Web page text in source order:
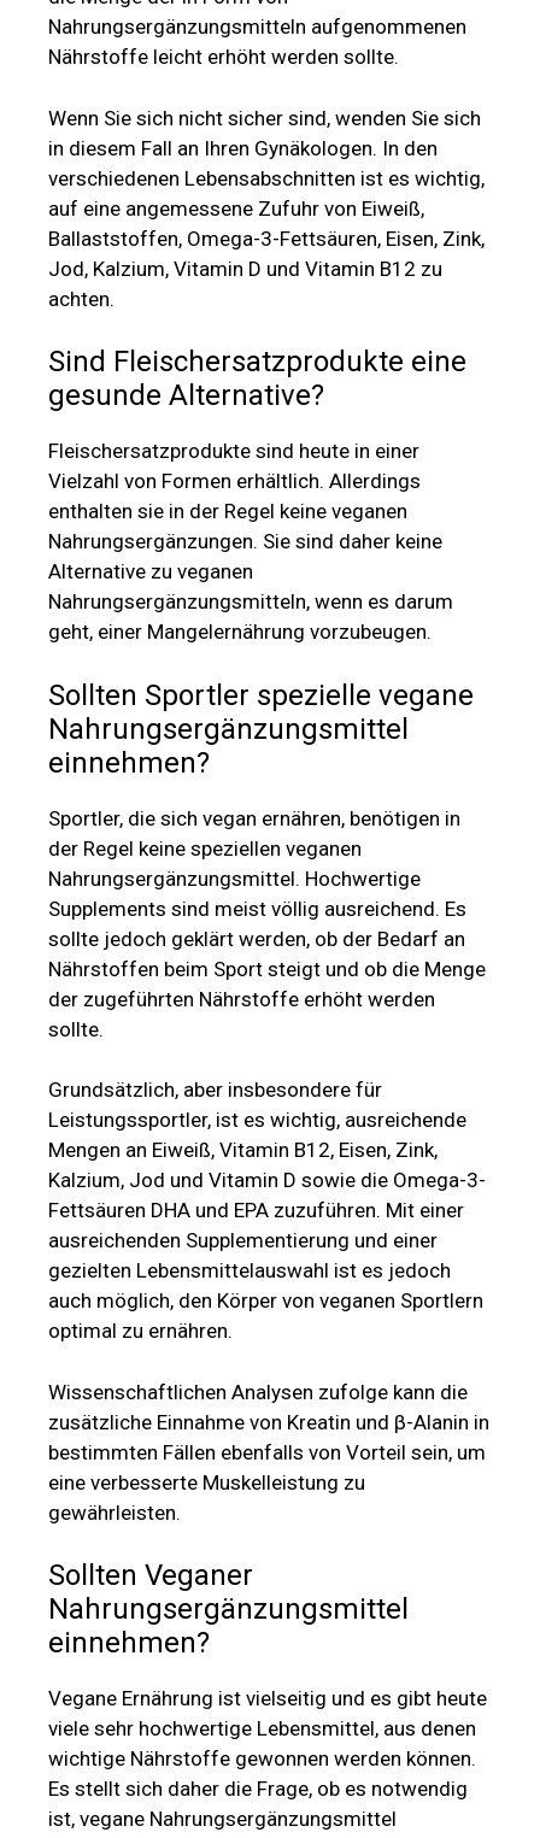
Nahrungsergänzungsmitteln aufgenommenen
Nährstoffe leicht erhöht werden sollte.
Wenn Sie sich nicht sicher sind, wenden Sie sich
in diesem Fall an Ihren Gynäkologen. In den
verschiedenen Lebensabschnitten ist es wichtig,
auf eine angemessene Zufuhr von Eiweiß,
Ballaststoffen, Omega-3-Fettsäuren, Eisen, Zink,
Jod, Kalzium, Vitamin D und Vitamin B12 zu
achten.
Sind Fleischersatzprodukte eine
gesunde Alternative?
Fleischersatzprodukte sind heute in einer
Vielzahl von Formen erhältlich. Allerdings
enthalten sie in der Regel keine veganen
Nahrungsergänzungen. Sie sind daher keine
Alternative zu veganen
Nahrungsergänzungsmitteln, wenn es darum
geht, einer Mangelernährung vorzubeugen.
Sollten Sportler spezielle vegane
Nahrungsergänzungsmittel
einnehmen?
Sportler, die sich vegan ernähren, benötigen in
der Regel keine speziellen veganen
Nahrungsergänzungsmittel. Hochwertige
Supplements sind meist völlig ausreichend. Es
sollte jedoch geklärt werden, ob der Bedarf an
Nährstoffen beim Sport steigt und ob die Menge
der zugeführten Nährstoffe erhöht werden
sollte.
Grundsätzlich, aber insbesondere für
Leistungssportler, ist es wichtig, ausreichende
Mengen an Eiweiß, Vitamin B12, Eisen, Zink,
Kalzium, Jod und Vitamin D sowie die Omega-3-
Fettsäuren DHA und EPA zuzuführen. Mit einer
ausreichenden Supplementierung und einer
gezielten Lebensmittelauswahl ist es jedoch
auch möglich, den Körper von veganen Sportlern
optimal zu ernähren.
Wissenschaftlichen Analysen zufolge kann die
zusätzliche Einnahme von Kreatin und β-Alanin in
bestimmten Fällen ebenfalls von Vorteil sein, um
eine verbesserte Muskelleistung zu
gewährleisten.
Sollten Veganer
Nahrungsergänzungsmittel
einnehmen?
Vegane Ernährung ist vielseitig und es gibt heute
viele sehr hochwertige Lebensmittel, aus denen
wichtige Nährstoffe gewonnen werden können.
Es stellt sich daher die Frage, ob es notwendig
ist, vegane Nahrungsergänzungsmittel